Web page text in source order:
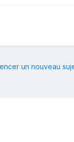
un nouveau